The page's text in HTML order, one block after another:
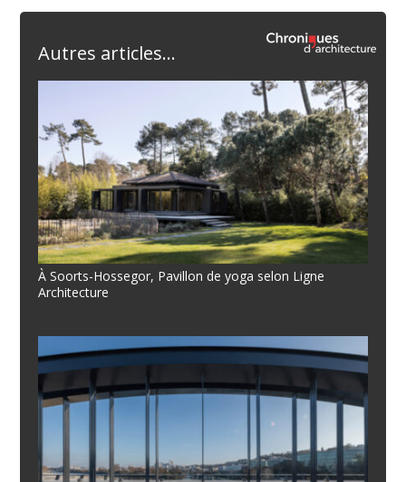
Autres articles...
À Soorts-Hossegor, Pavillon de yoga selon Ligne
Architecture